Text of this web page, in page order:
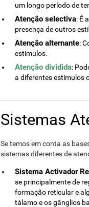
um longo período de
Atenção selectiva: É
presença de outros
Atenção alternante:
estímulos.
Atenção dividida:
a diferentes estímulos
Sistemas
Se temos em conta as
sistemas diferentes de
Sistema Activador
se principalmente de
formação reticular e
tálamo e os gânglios